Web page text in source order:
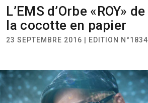
L’EMS d’Orbe «ROY» de
la cocotte en papier
23 SEPTEMBRE 2016 | EDITION N°1834